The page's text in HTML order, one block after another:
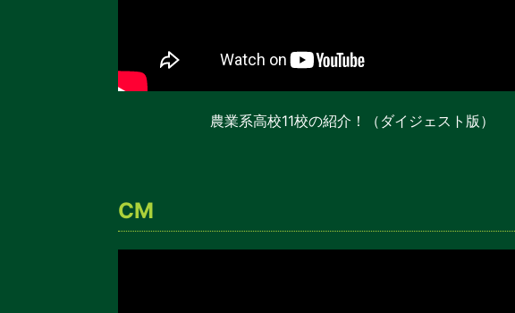
農業系高校11校の紹介！（ダイジェスト版）
CM